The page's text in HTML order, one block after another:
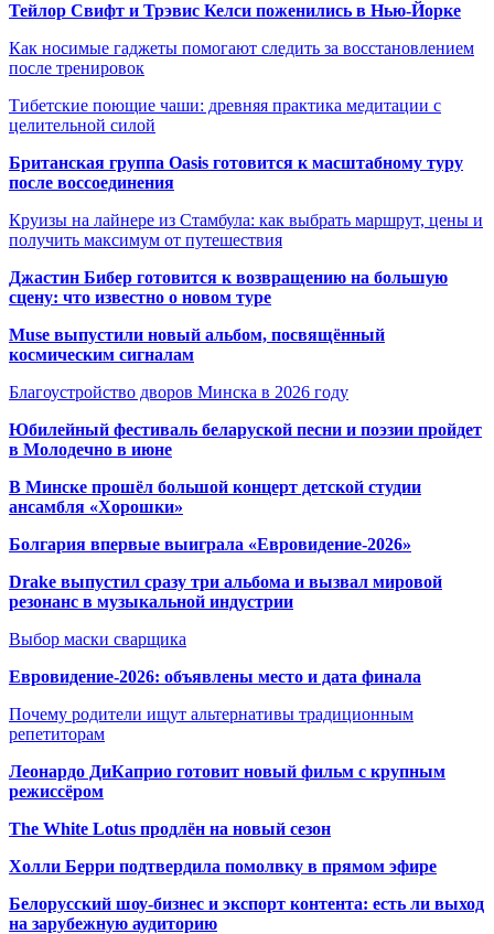
Тейлор Свифт и Трэвис Келси поженились в Нью-Йорке
Как носимые гаджеты помогают следить за восстановлением
после тренировок
Тибетские поющие чаши: древняя практика медитации с
целительной силой
Британская группа Oasis готовится к масштабному туру
после воссоединения
Круизы на лайнере из Стамбула: как выбрать маршрут, цены и
получить максимум от путешествия
Джастин Бибер готовится к возвращению на большую
сцену: что известно о новом туре
Muse выпустили новый альбом, посвящённый
космическим сигналам
Благоустройство дворов Минска в 2026 году
Юбилейный фестиваль беларуской песни и поэзии пройдет
в Молодечно в июне
В Минске прошёл большой концерт детской студии
ансамбля «Хорошки»
Болгария впервые выиграла «Евровидение-2026»
Drake выпустил сразу три альбома и вызвал мировой
резонанс в музыкальной индустрии
Выбор маски сварщика
Евровидение-2026: объявлены место и дата финала
Почему родители ищут альтернативы традиционным
репетиторам
Леонардо ДиКаприо готовит новый фильм с крупным
режиссёром
The White Lotus продлён на новый сезон
Холли Берри подтвердила помолвку в прямом эфире
Белорусский шоу-бизнес и экспорт контента: есть ли выход
на зарубежную аудиторию